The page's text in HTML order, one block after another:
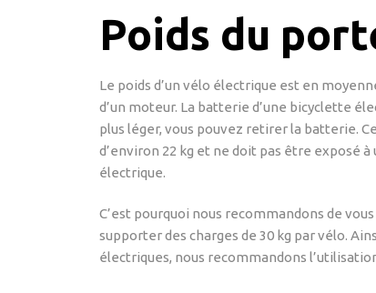
Poids du
Le poids d’un vélo électrique est en
d’un moteur. La batterie d’une bicyclette
plus léger, vous pouvez retirer la batterie.
d’environ 22 kg et ne doit pas être exposé
électrique.
C’est pourquoi nous recommandons de
supporter des charges de 30 kg par vélo.
électriques, nous recommandons